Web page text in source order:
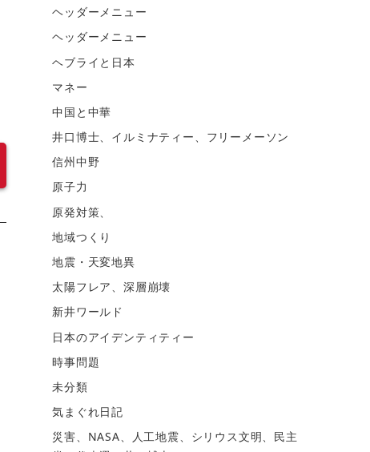
ヘッダーメニュー
ヘッダーメニュー
ヘブライと日本
マネー
中国と中華
井口博士、イルミナティー、フリーメーソン
信州中野
原子力
原発対策、
地域つくり
地震・天変地異
太陽フレア、深層崩壊
新井ワールド
日本のアイデンティティー
時事問題
未分類
気まぐれ日記
災害、NASA、人工地震、シリウス文明、民主